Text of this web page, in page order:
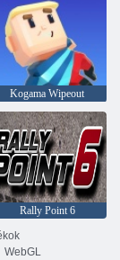
Kogama Wipeout
Rally Point 6
WebGL